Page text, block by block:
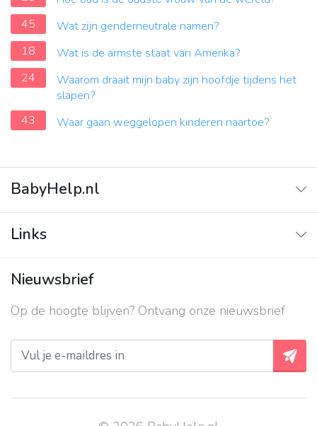
45
Wat zijn genderneutrale namen?
18
Wat is de armste staat van Amerika?
24
Waarom draait mijn baby zijn hoofdje tijdens het
slapen?
43
Waar gaan weggelopen kinderen naartoe?
BabyHelp.nl
Vraag & Antwoord
Links
Contact
Over ons
Privacy beleid
Nieuwsbrief
Op de hoogte blijven? Ontvang onze nieuwsbrief